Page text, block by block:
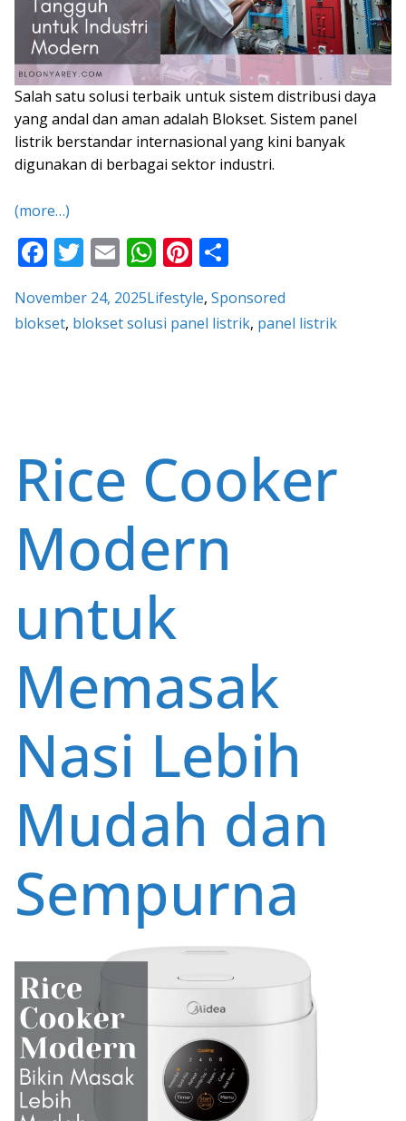
Salah satu solusi terbaik untuk sistem distribusi daya
yang andal dan aman adalah Blokset. Sistem panel
listrik berstandar internasional yang kini banyak
digunakan di berbagai sektor industri.
(more…)
F
e
b
T
itt
er
E
ai
l
W
at
s
Pi
er
e
ar
e
November 24, 2025Lifestyle, Sponsored
blokset, blokset solusi panel listrik, panel listrik
Rice Cooker
Modern
untuk
Memasak
Nasi Lebih
Mudah dan
Sempurna